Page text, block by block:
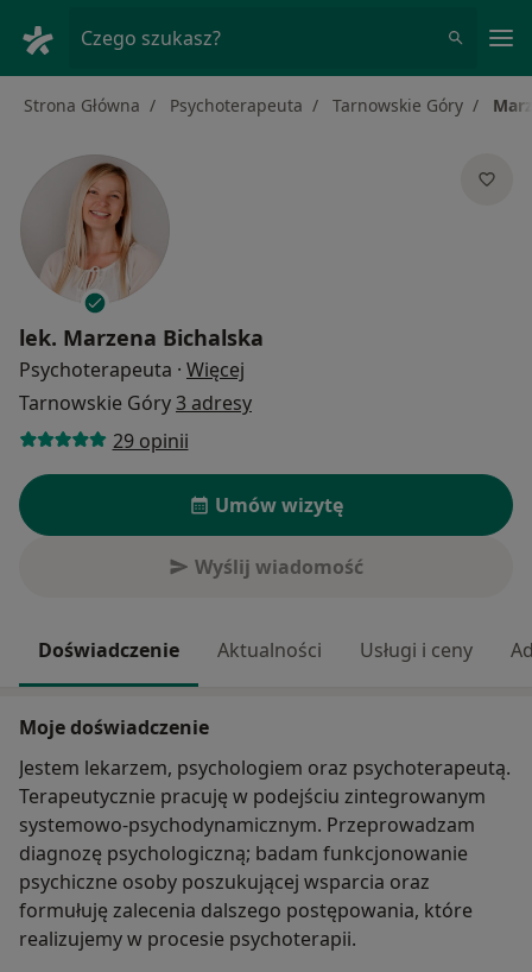
Czego szukasz?
Strona Główna Psychoterapeuta Tarnowskie Góry
lek. Marzena Bichalska
Psychoterapeuta · Więcej
Tarnowskie Góry3 adresy
29 opinii
Umów wizytę
Wyślij wiadomość
Doświadczenie Aktualności Usługi i ceny
Moje doświadczenie
Jestem lekarzem, psychologiem oraz psychoterapeutą.
Terapeutycznie pracuję w podejściu zintegrowanym
systemowo-psychodynamicznym. Przeprowadzam
diagnozę psychologiczną; badam funkcjonowanie
psychiczne osoby poszukującej wsparcia oraz
formułuję zalecenia dalszego postępowania, które
realizujemy w procesie psychoterapii.